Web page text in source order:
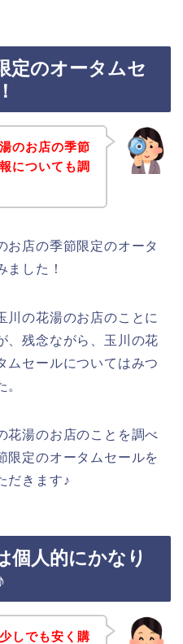
定のオータムセ
のお店の季節
についても調
お店の季節限定のオータ
ました！
川の花湯のお店のことに
、残念ながら、玉川の花
ムセールについてはみつ
花湯のお店のことを調べ
限定のオータムセールを
だきます♪
個人的にかなり
しでも安く購